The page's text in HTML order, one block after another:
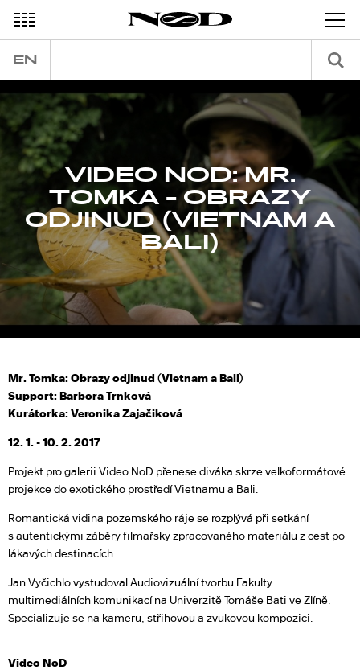
EN
VIDEO NOD: MR.
TOMKA - OBRAZY
ODJINUD (VIETNAM A
BALI)
Mr. Tomka: Obrazy odjinud (Vietnam a Bali)
Support: Barbora Trnková
Kurátorka: Veronika Zajačiková
12. 1. - 10. 2. 2017
Projekt pro galerii Video NoD přenese diváka skrze velkoformátové
projekce do exotického prostředí Vietnamu a Bali.
Romantická vidina pozemského ráje se rozplývá při setkání
s autentickými záběry filmařsky zpracovaného materiálu z cest po
lákavých destinacích.
Jan Vyčichlo vystudoval Audiovizuální tvorbu Fakulty
multimediálních komunikací na Univerzitě Tomáše Bati ve Zlíně.
Specializuje se na kameru, střihovou a zvukovou kompozici.
Video NoD